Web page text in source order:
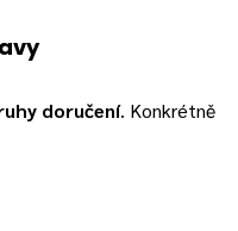
doručení. Konkrétně